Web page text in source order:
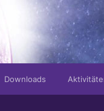
Downloads